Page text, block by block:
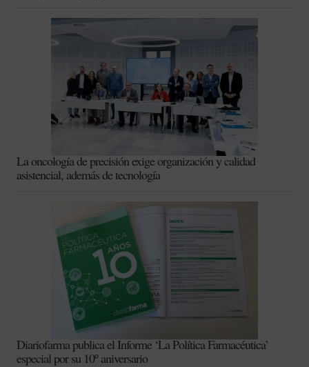
La oncología de precisión exige organización y calidad
asistencial, además de tecnología
Diariofarma publica el Informe ‘La Política Farmacéutica’
especial por su 10º aniversario